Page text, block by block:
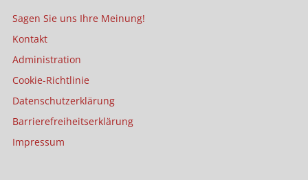
Sagen Sie uns Ihre Meinung!
Kontakt
Administration
Cookie-Richtlinie
Datenschutzerklärung
Barrierefreiheitserklärung
Impressum